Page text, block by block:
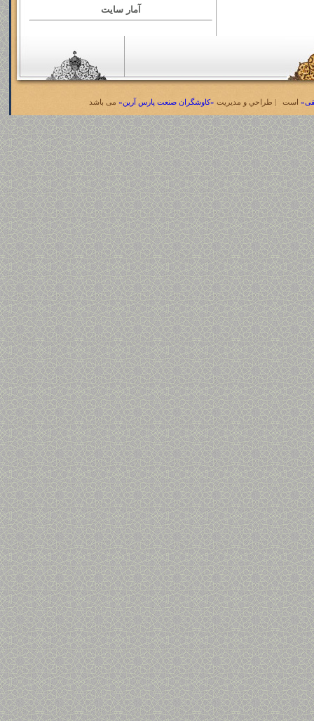
آمار سایت
است | طراحي و مديريت «کاوشگران صنعت پارس آرین» می باشد